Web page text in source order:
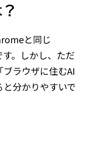
と同じ
。しかし、ただ
ラウザに住むAI
分かりやすいで